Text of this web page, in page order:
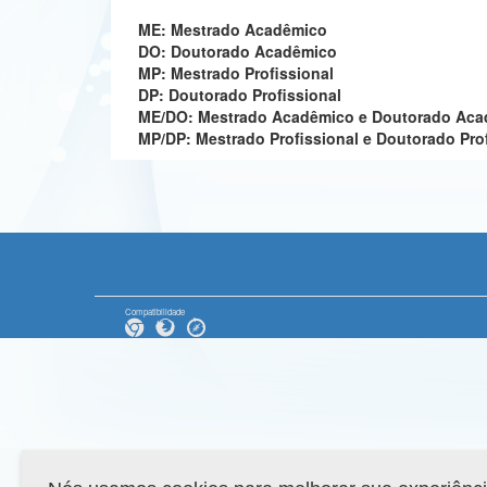
ME: Mestrado Acadêmico
DO: Doutorado Acadêmico
MP: Mestrado Profissional
DP: Doutorado Profissional
ME/DO: Mestrado Acadêmico e Doutorado
MP/DP: Mestrado Profissional e Doutorado
Compatibilidade